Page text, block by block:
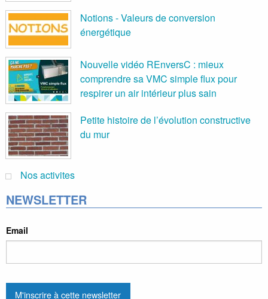
Notions - Valeurs de conversion
énergétique
Nouvelle vidéo REnversC : mieux
comprendre sa VMC simple flux pour
respirer un air intérieur plus sain
Petite histoire de l’évolution constructive
du mur
Nos activites
NEWSLETTER
Email